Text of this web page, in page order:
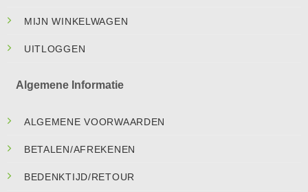
MIJN WINKELWAGEN
UITLOGGEN
Algemene Informatie
ALGEMENE VOORWAARDEN
BETALEN/AFREKENEN
BEDENKTIJD/RETOUR